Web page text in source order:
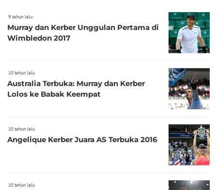
9 tahun lalu
Murray dan Kerber Unggulan Pertama di
Wimbledon 2017
10 tahun lalu
Australia Terbuka: Murray dan Kerber
Lolos ke Babak Keempat
10 tahun lalu
Angelique Kerber Juara AS Terbuka 2016
10 tahun lalu